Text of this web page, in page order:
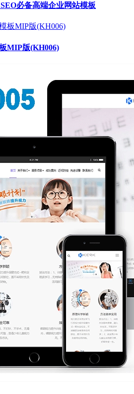
必备高端企业网站模板
MIP版(KH006)